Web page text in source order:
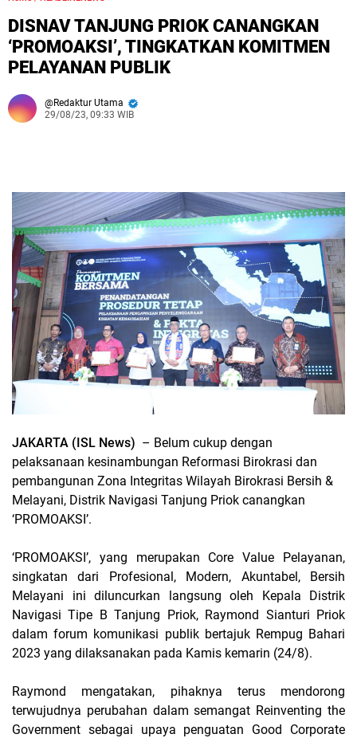
DISNAV TANJUNG PRIOK CANANGKAN
‘PROMOAKSI’, TINGKATKAN KOMITMEN
PELAYANAN PUBLIK
Redaktur Utama
29/08/23, 09:33 WIB
JAKARTA (ISL News) – Belum cukup dengan
pelaksanaan kesinambungan Reformasi Birokrasi dan
pembangunan Zona Integritas Wilayah Birokrasi Bersih &
Melayani, Distrik Navigasi Tanjung Priok canangkan
‘PROMOAKSI’.
‘PROMOAKSI’, yang merupakan Core Value Pelayanan,
singkatan dari Profesional, Modern, Akuntabel, Bersih
Melayani ini diluncurkan langsung oleh Kepala Distrik
Navigasi Tipe B Tanjung Priok, Raymond Sianturi Priok
dalam forum komunikasi publik bertajuk Rempug Bahari
2023 yang dilaksanakan pada Kamis kemarin (24/8).
Raymond mengatakan, pihaknya terus mendorong
terwujudnya perubahan dalam semangat Reinventing the
Government sebagai upaya penguatan Good Corporate